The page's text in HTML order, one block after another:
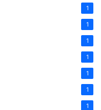
1
1
1
1
1
1
1